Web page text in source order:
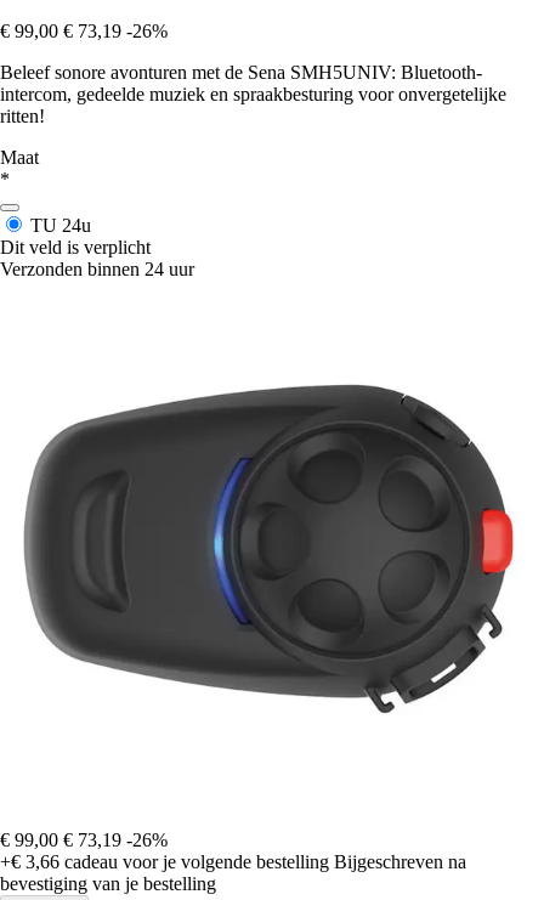
€ 99,00 € 73,19 -26%
Beleef sonore avonturen met de Sena SMH5UNIV: Bluetooth-
intercom, gedeelde muziek en spraakbesturing voor onvergetelijke
ritten!
Maat
*
TU 24u
Dit veld is verplicht
Verzonden binnen 24 uur
€ 99,00 € 73,19 -26%
+€ 3,66 cadeau voor je volgende bestelling Bijgeschreven na
bevestiging van je bestelling